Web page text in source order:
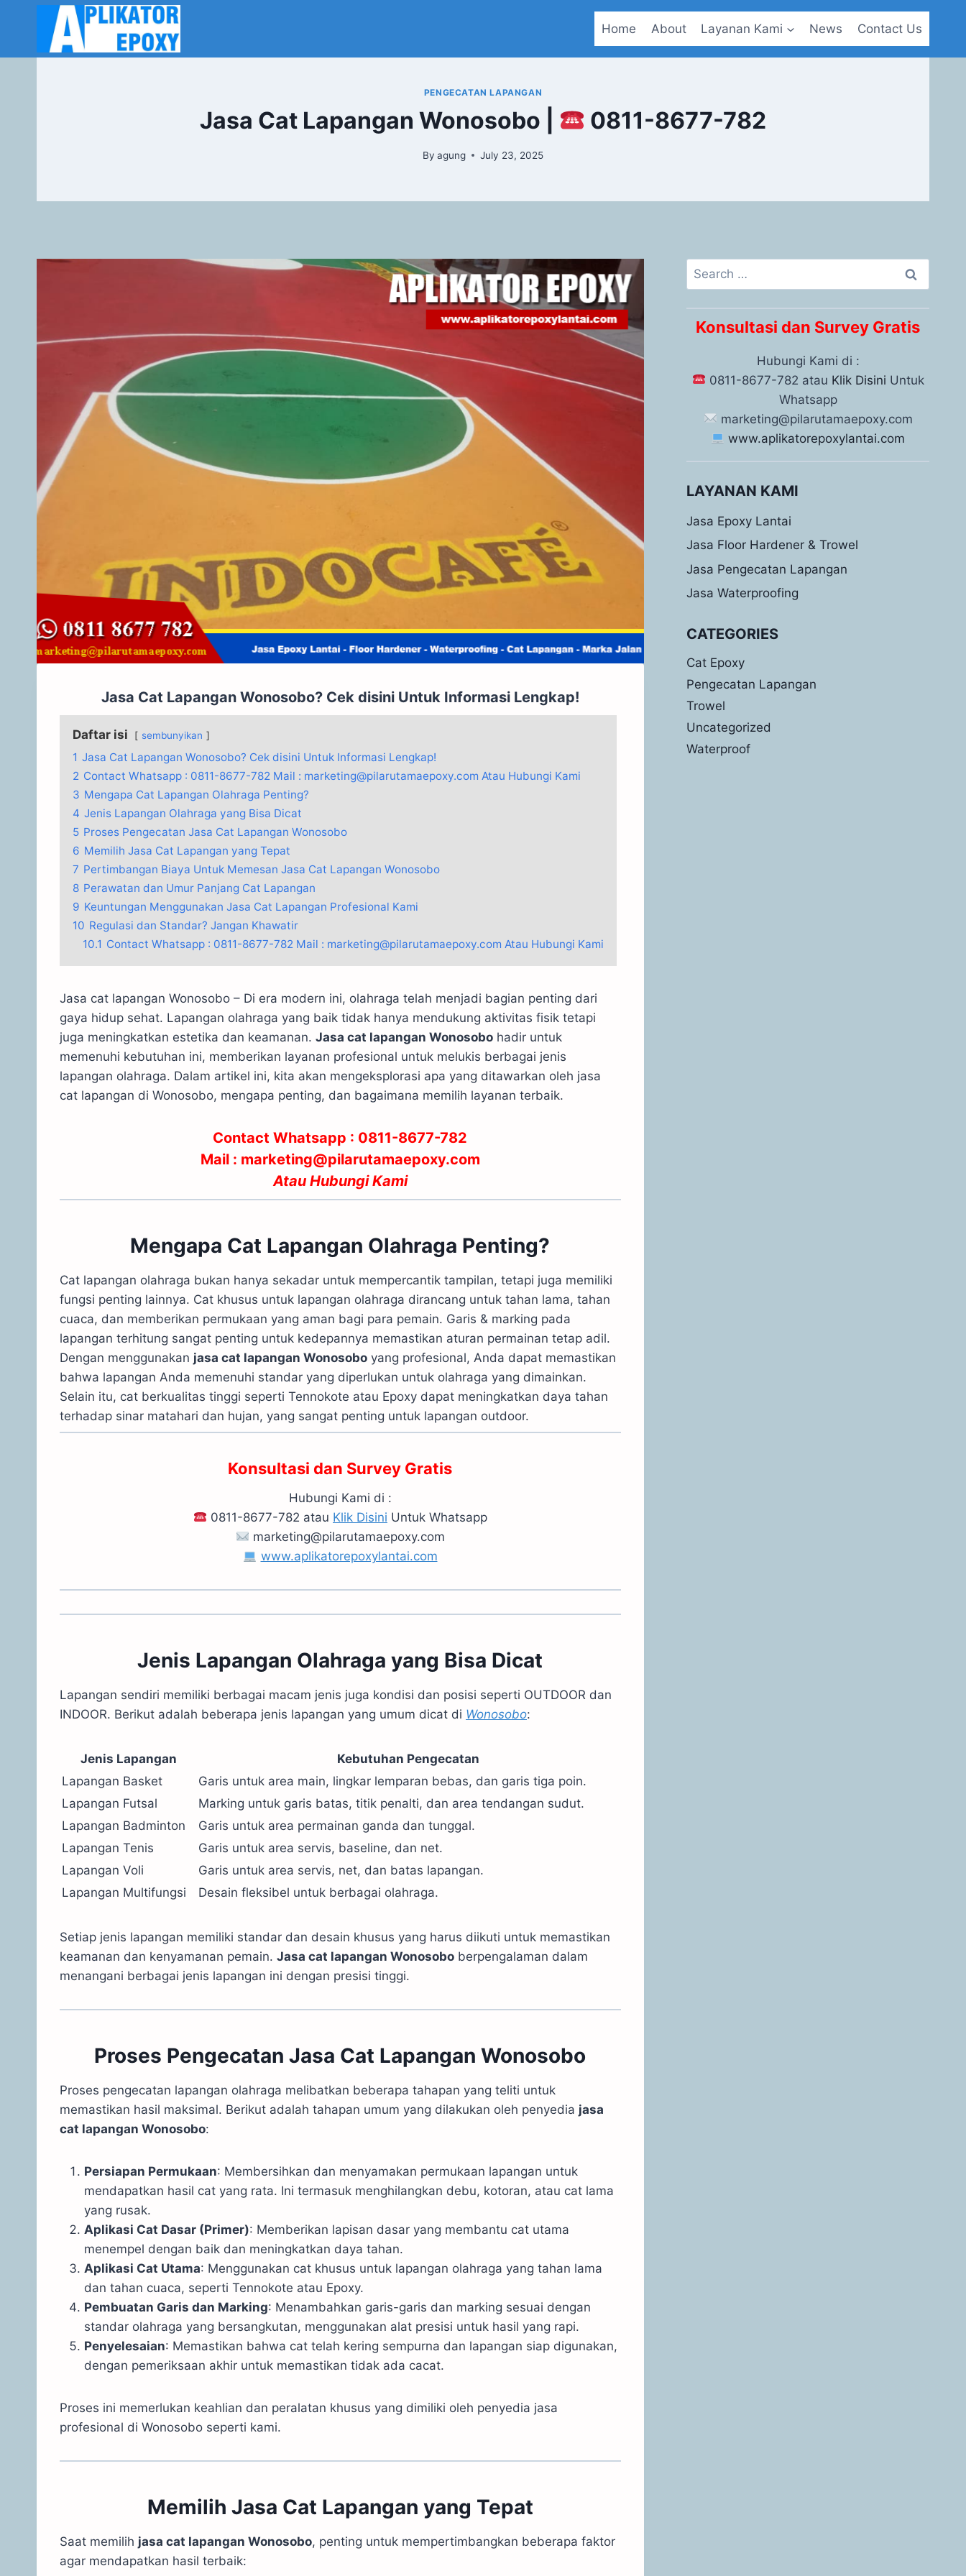
Home About Layanan Kami News Contact Us
PENGECATAN LAPANGAN
Jasa Cat Lapangan Wonosobo | 0811-8677-782
By agung July 23, 2025
Jasa Cat Lapangan Wonosobo? Cek disini Untuk Informasi Lengkap!
Daftar isi sembunyikan
1 Jasa Cat Lapangan Wonosobo? Cek disini Untuk Informasi Lengkap!
2 Contact Whatsapp : 0811-8677-782 Mail : marketing@pilarutamaepoxy.com Atau Hubungi Kami
3 Mengapa Cat Lapangan Olahraga Penting?
4 Jenis Lapangan Olahraga yang Bisa Dicat
5 Proses Pengecatan Jasa Cat Lapangan Wonosobo
6 Memilih Jasa Cat Lapangan yang Tepat
7 Pertimbangan Biaya Untuk Memesan Jasa Cat Lapangan Wonosobo
8 Perawatan dan Umur Panjang Cat Lapangan
9 Keuntungan Menggunakan Jasa Cat Lapangan Profesional Kami
10 Regulasi dan Standar? Jangan Khawatir
10.1 Contact Whatsapp : 0811-8677-782 Mail : marketing@pilarutamaepoxy.com Atau Hubungi Kami
Jasa cat lapangan Wonosobo – Di era modern ini, olahraga telah menjadi bagian penting dari
gaya hidup sehat. Lapangan olahraga yang baik tidak hanya mendukung aktivitas fisik tetapi
juga meningkatkan estetika dan keamanan. Jasa cat lapangan Wonosobo hadir untuk
memenuhi kebutuhan ini, memberikan layanan profesional untuk melukis berbagai jenis
lapangan olahraga. Dalam artikel ini, kita akan mengeksplorasi apa yang ditawarkan oleh jasa
cat lapangan di Wonosobo, mengapa penting, dan bagaimana memilih layanan terbaik.
Contact Whatsapp : 0811-8677-782
Mail : marketing@pilarutamaepoxy.com
Atau Hubungi Kami
Mengapa Cat Lapangan Olahraga Penting?
Cat lapangan olahraga bukan hanya sekadar untuk mempercantik tampilan, tetapi juga memiliki
fungsi penting lainnya. Cat khusus untuk lapangan olahraga dirancang untuk tahan lama, tahan
cuaca, dan memberikan permukaan yang aman bagi para pemain. Garis & marking pada
lapangan terhitung sangat penting untuk kedepannya memastikan aturan permainan tetap adil.
Dengan menggunakan jasa cat lapangan Wonosobo yang profesional, Anda dapat memastikan
bahwa lapangan Anda memenuhi standar yang diperlukan untuk olahraga yang dimainkan.
Selain itu, cat berkualitas tinggi seperti Tennokote atau Epoxy dapat meningkatkan daya tahan
terhadap sinar matahari dan hujan, yang sangat penting untuk lapangan outdoor.
Konsultasi dan Survey Gratis
Hubungi Kami di :
0811-8677-782 atau Klik Disini Untuk Whatsapp
marketing@pilarutamaepoxy.com
www.aplikatorepoxylantai.com
Jenis Lapangan Olahraga yang Bisa Dicat
Lapangan sendiri memiliki berbagai macam jenis juga kondisi dan posisi seperti OUTDOOR dan
INDOOR. Berikut adalah beberapa jenis lapangan yang umum dicat di Wonosobo:
Jenis Lapangan
Kebutuhan Pengecatan
Lapangan Basket
Garis untuk area main, lingkar lemparan bebas, dan garis tiga poin.
Lapangan Futsal
Marking untuk garis batas, titik penalti, dan area tendangan sudut.
Lapangan Badminton
Garis untuk area permainan ganda dan tunggal.
Lapangan Tenis
Garis untuk area servis, baseline, dan net.
Lapangan Voli
Garis untuk area servis, net, dan batas lapangan.
Lapangan Multifungsi
Desain fleksibel untuk berbagai olahraga.
Setiap jenis lapangan memiliki standar dan desain khusus yang harus diikuti untuk memastikan
keamanan dan kenyamanan pemain. Jasa cat lapangan Wonosobo berpengalaman dalam
menangani berbagai jenis lapangan ini dengan presisi tinggi.
Proses Pengecatan Jasa Cat Lapangan Wonosobo
Proses pengecatan lapangan olahraga melibatkan beberapa tahapan yang teliti untuk
memastikan hasil maksimal. Berikut adalah tahapan umum yang dilakukan oleh penyedia jasa
cat lapangan Wonosobo:
Persiapan Permukaan: Membersihkan dan menyamakan permukaan lapangan untuk
mendapatkan hasil cat yang rata. Ini termasuk menghilangkan debu, kotoran, atau cat lama
yang rusak.
Aplikasi Cat Dasar (Primer): Memberikan lapisan dasar yang membantu cat utama
menempel dengan baik dan meningkatkan daya tahan.
Aplikasi Cat Utama: Menggunakan cat khusus untuk lapangan olahraga yang tahan lama
dan tahan cuaca, seperti Tennokote atau Epoxy.
Pembuatan Garis dan Marking: Menambahkan garis-garis dan marking sesuai dengan
standar olahraga yang bersangkutan, menggunakan alat presisi untuk hasil yang rapi.
Penyelesaian: Memastikan bahwa cat telah kering sempurna dan lapangan siap digunakan,
dengan pemeriksaan akhir untuk memastikan tidak ada cacat.
Proses ini memerlukan keahlian dan peralatan khusus yang dimiliki oleh penyedia jasa
profesional di Wonosobo seperti kami.
Memilih Jasa Cat Lapangan yang Tepat
Saat memilih jasa cat lapangan Wonosobo, penting untuk mempertimbangkan beberapa faktor
agar mendapatkan hasil terbaik:
Konsultasi dan Survey Gratis
Hubungi Kami di :
0811-8677-782 atau Klik Disini Untuk
Whatsapp
marketing@pilarutamaepoxy.com
www.aplikatorepoxylantai.com
LAYANAN KAMI
Jasa Epoxy Lantai
Jasa Floor Hardener & Trowel
Jasa Pengecatan Lapangan
Jasa Waterproofing
CATEGORIES
Cat Epoxy
Pengecatan Lapangan
Trowel
Uncategorized
Waterproof